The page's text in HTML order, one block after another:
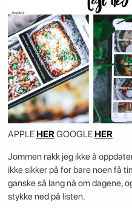
APPLEHERGOOGLEHER
Jommen rakk jeg ikke å
ikke sikker på for bare noen få
ganske så lang nå om dagene,
stykke ned på listen.